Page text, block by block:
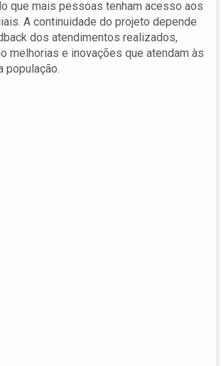
que mais pessoas tenham acesso aos
A continuidade do projeto depende
dos atendimentos realizados,
melhorias e inovações que atendam às
população.